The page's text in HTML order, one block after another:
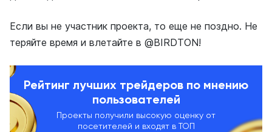
Если вы не участник проекта, то еще не поздно. Не
теряйте время и влетайте в @BIRDTON!
Рейтинг лучших трейдеров по мнению
пользователей
Проекты получили высокую оценку от
посетителей и входят в ТОП